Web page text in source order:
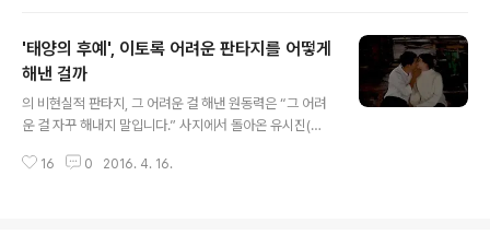
다. JTBC 이라는 드라마도 표면적으로 보면 이러한 기억
상실의 소재가 갖고 있는 극적 장치에 기대고 있다고 말할
수 있다. 하지만 이 드라마는 그저 거기에 머물지 않는다.
알츠하이머라는 소재를 가져오고 있지만 그것이 우리 사회
의 현실을 표징하고 있다는 데서 놀라운 이 드라마의 무게
감이 드러난다. 결론적으로 말하면 이 드라마는 기억 상실
'태양의 후예', 이토록 어려운 판타지를 어떻게
해낸 걸까
의 비현실적 판타지, 그 어려운 걸 해낸 원동력은 “그 어려
운 걸 자꾸 해내지 말입니다.” 사지에서 돌아온 유시진(송
마적 난점들을 신기하게도 봉합시켜나가는 일들을 해냈다.
16 0 2016. 4. 16.